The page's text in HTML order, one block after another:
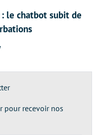
: le chatbot subit de
pour recevoir nos